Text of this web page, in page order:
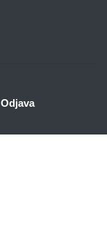
Odjava